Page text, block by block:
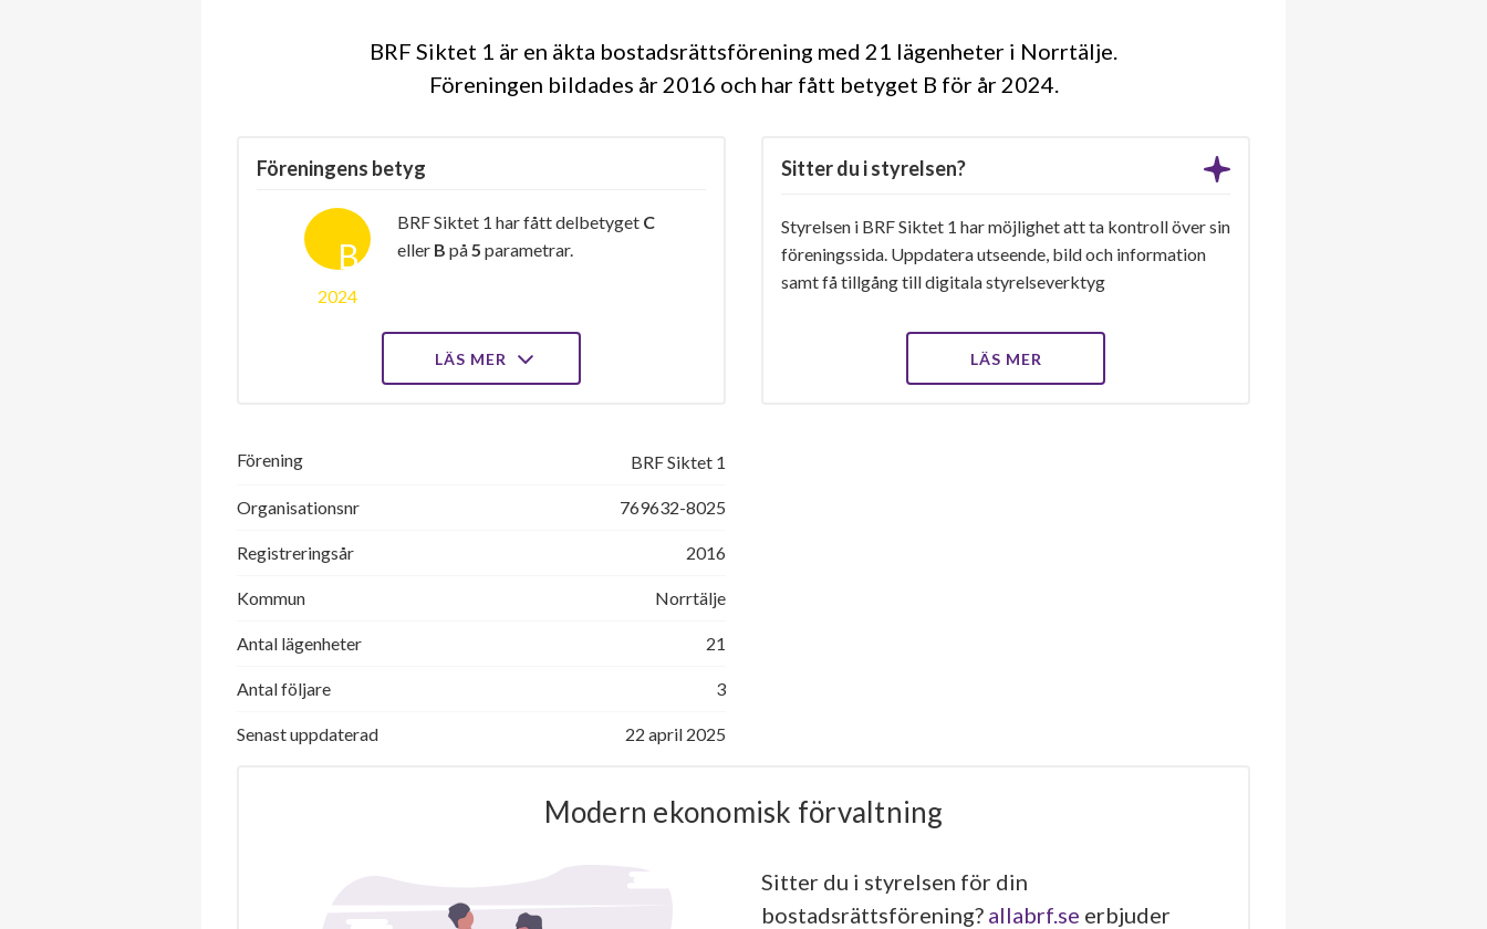
BRF Siktet 1 är en äkta bostadsrättsförening med 21 lägenheter i Norrtälje.
Föreningen bildades år 2016 och har fått betyget B för år 2024
Föreningens betyg
B
2024
BRF Siktet 1 har fått delbetyget C
eller B på5 parametrar.
LÄS MER
Sitter du i styrelsen?
Styrelsen i BRF Siktet 1 har möjlighet att ta kontroll över sin
föreningssida. Uppdatera utseende, bild och information
samt få tillgång till digitala styrelseverktyg
LÄS MER
Förening BRF Siktet 1
Organisationsnr 769632-8025
Registreringsår 2016
Kommun Norrtälje
Antal lägenheter 21
Antal följare 3
Senast uppdaterad 22 april 2025
Modern ekonomisk förvaltning
Sitter du i styrelsen för din
bostadsrättsförening? allabrf.se erbjuder